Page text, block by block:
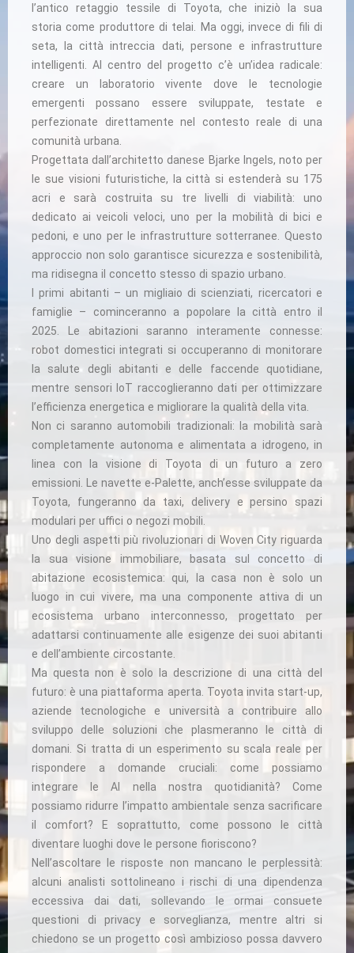
l’antico retaggio tessile di Toyota, che iniziò la sua
storia come produttore di telai. Ma oggi, invece di fili di
seta, la città intreccia dati, persone e infrastrutture
intelligenti. Al centro del progetto c’è un’idea radicale:
creare un laboratorio vivente dove le tecnologie
emergenti possano essere sviluppate, testate e
perfezionate direttamente nel contesto reale di una
comunità urbana.
Progettata dall’architetto danese Bjarke Ingels, noto per
le sue visioni futuristiche, la città si estenderà su 175
acri e sarà costruita su tre livelli di viabilità: uno
dedicato ai veicoli veloci, uno per la mobilità di bici e
pedoni, e uno per le infrastrutture sotterranee. Questo
approccio non solo garantisce sicurezza e sostenibilità,
ma ridisegna il concetto stesso di spazio urbano.
I primi abitanti – un migliaio di scienziati, ricercatori e
famiglie – cominceranno a popolare la città entro il
2025. Le abitazioni saranno interamente connesse:
robot domestici integrati si occuperanno di monitorare
la salute degli abitanti e delle faccende quotidiane,
mentre sensori IoT raccoglieranno dati per ottimizzare
l’efficienza energetica e migliorare la qualità della vita.
Non ci saranno automobili tradizionali: la mobilità sarà
completamente autonoma e alimentata a idrogeno, in
linea con la visione di Toyota di un futuro a zero
emissioni. Le navette e-Palette, anch’esse sviluppate da
Toyota, fungeranno da taxi, delivery e persino spazi
modulari per uffici o negozi mobili.
Uno degli aspetti più rivoluzionari di Woven City riguarda
la sua visione immobiliare, basata sul concetto di
abitazione ecosistemica: qui, la casa non è solo un
luogo in cui vivere, ma una componente attiva di un
ecosistema urbano interconnesso, progettato per
adattarsi continuamente alle esigenze dei suoi abitanti
e dell’ambiente circostante.
Ma questa non è solo la descrizione di una città del
futuro: è una piattaforma aperta. Toyota invita start-up,
aziende tecnologiche e università a contribuire allo
sviluppo delle soluzioni che plasmeranno le città di
domani. Si tratta di un esperimento su scala reale per
rispondere a domande cruciali: come possiamo
integrare le AI nella nostra quotidianità? Come
possiamo ridurre l’impatto ambientale senza sacrificare
il comfort? E soprattutto, come possono le città
diventare luoghi dove le persone fioriscono?
Nell’ascoltare le risposte non mancano le perplessità:
alcuni analisti sottolineano i rischi di una dipendenza
eccessiva dai dati, sollevando le ormai consuete
questioni di privacy e sorveglianza, mentre altri si
chiedono se un progetto così ambizioso possa davvero